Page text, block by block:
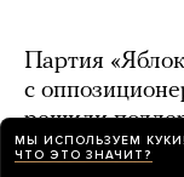
Партия
с
решили
6 часов назад
МЫ ИСПОЛЬЗУЕМ КУКИ!
ЧТО ЭТО ЗНАЧИТ?